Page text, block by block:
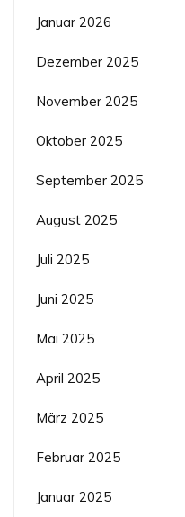
Januar 2026
Dezember 2025
November 2025
Oktober 2025
September 2025
August 2025
Juli 2025
Juni 2025
Mai 2025
April 2025
März 2025
Februar 2025
Januar 2025